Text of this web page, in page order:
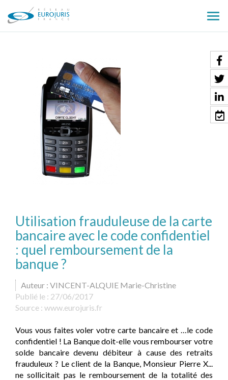
le
Utilisation frauduleuse de la carte
bancaire avec le code confidentiel
: quel remboursement de la
banque ?
Auteur : VINCENT-ALQUIE Marie-Christine
Publié le : 27/06/2017
Source : www.eurojuris.fr
Vous vous faites voler votre carte bancaire et …le code
confidentiel ! La Banque doit-elle vous rembourser votre
solde bancaire devenu débiteur à cause des retraits
frauduleux ? Le client de la Banque, Monsieur Pierre X...
ne sollicitait pas le remboursement de la totalité des